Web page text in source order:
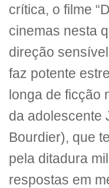
crítica, o filme
cinemas nesta
direção
faz potente
longa de ficção
da adolescente
Bourdier), que
pela ditadura
respostas em